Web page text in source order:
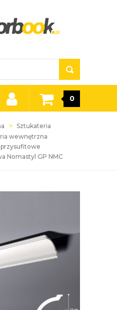
0
Sztukateria
wewnętrzna
Nomastyl GP NMC